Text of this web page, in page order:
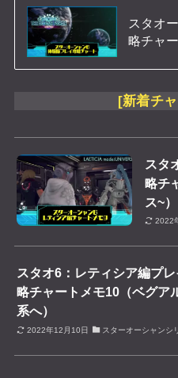
スタオ
略チャ
[新着チ
スタ
略チ
ス~）
2022
スタオ6：レティシア編プ
略チャートメモ10（ベグア
系へ）
2022年12月10日 スターオーシャンシ